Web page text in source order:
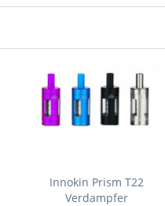
Innokin Prism T22
Verdampfer